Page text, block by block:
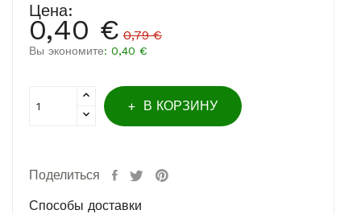
Цена:
0,40 € 0,79 €
Вы экономите: 0,40 €
В КОРЗИНУ
Поделиться
Способы доставки